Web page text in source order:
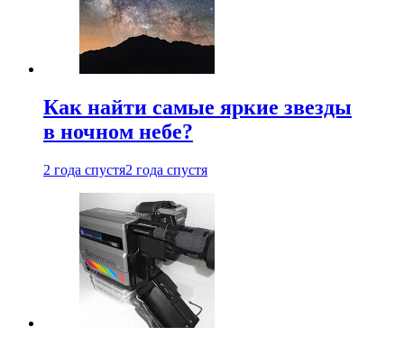
Как найти самые яркие звезды
в ночном небе?
2 года спустя2 года спустя